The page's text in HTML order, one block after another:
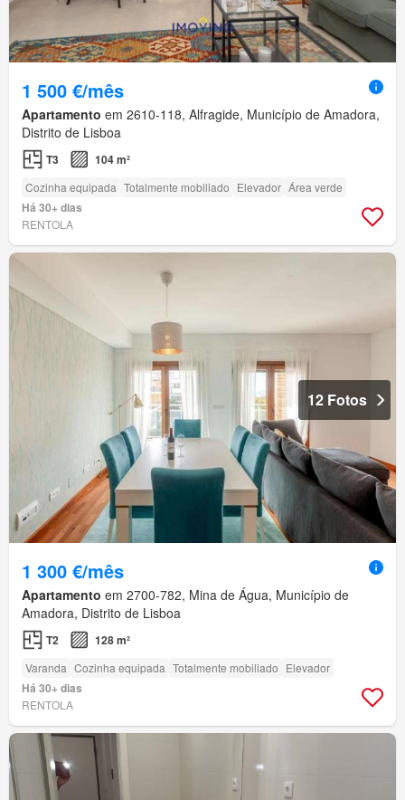
1 500 €/mês
Apartamento em 2610-118, Alfragide, Município de Amadora,
Distrito de Lisboa
T3 104 m²
Cozinha equipada Totalmente mobiliado Elevador Área verde
Há 30+ dias
RENTOLA
12 Fotos
1 300 €/mês
Apartamento em 2700-782, Mina de Água, Município de
Amadora, Distrito de Lisboa
T2 128 m²
Varanda Cozinha equipada Totalmente mobiliado Elevador
Há 30+ dias
RENTOLA